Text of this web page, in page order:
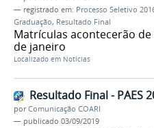
— registrado em: Processo Seletivo
Graduação, Resultado Final
Matrículas acontecerão de
de janeiro
Localizado em Notícias
Resultado Final - PAES
porComunicação COARI
— publicado 03/09/2019